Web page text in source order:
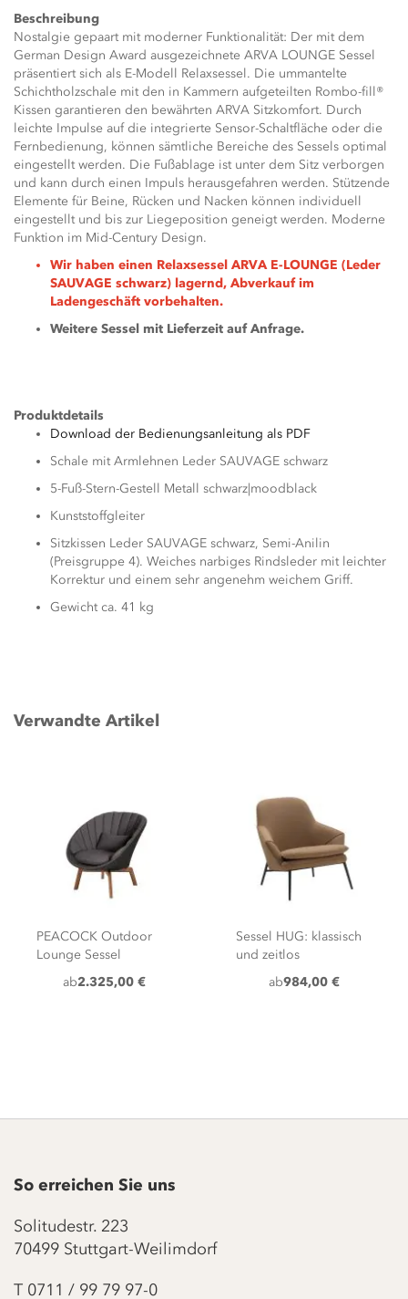
Beschreibung
Nostalgie gepaart mit moderner Funktionalität: Der mit dem
German Design Award ausgezeichnete ARVA LOUNGE Sessel
präsentiert sich als E-Modell Relaxsessel. Die ummantelte
Schichtholzschale mit den in Kammern aufgeteilten Rombo-fill®
Kissen garantieren den bewährten ARVA Sitzkomfort. Durch
leichte Impulse auf die integrierte Sensor-Schaltfläche oder die
Fernbedienung, können sämtliche Bereiche des Sessels optimal
eingestellt werden. Die Fußablage ist unter dem Sitz verborgen
und kann durch einen Impuls herausgefahren werden. Stützende
Elemente für Beine, Rücken und Nacken können individuell
eingestellt und bis zur Liegeposition geneigt werden. Moderne
Funktion im Mid-Century Design.
Wir haben einen Relaxsessel ARVA E-LOUNGE (Leder
SAUVAGE schwarz) lagernd, Abverkauf im
Ladengeschäft vorbehalten.
Weitere Sessel mit Lieferzeit auf Anfrage.
Produktdetails
Download der Bedienungsanleitung als PDF
Schale mit Armlehnen Leder SAUVAGE schwarz
5-Fuß-Stern-Gestell Metall schwarz|moodblack
Kunststoffgleiter
Sitzkissen Leder SAUVAGE schwarz, Semi-Anilin
(Preisgruppe 4). Weiches narbiges Rindsleder mit leichter
Korrektur und einem sehr angenehm weichem Griff.
Gewicht ca. 41 kg
Verwandte Artikel
PEACOCK Outdoor
Lounge Sessel
ab2.325,00 €
Sessel HUG: klassisch
und zeitlos
ab984,00 €
So erreichen Sie uns
Solitudestr. 223
70499 Stuttgart-Weilimdorf
T 0711 / 99 79 97-0